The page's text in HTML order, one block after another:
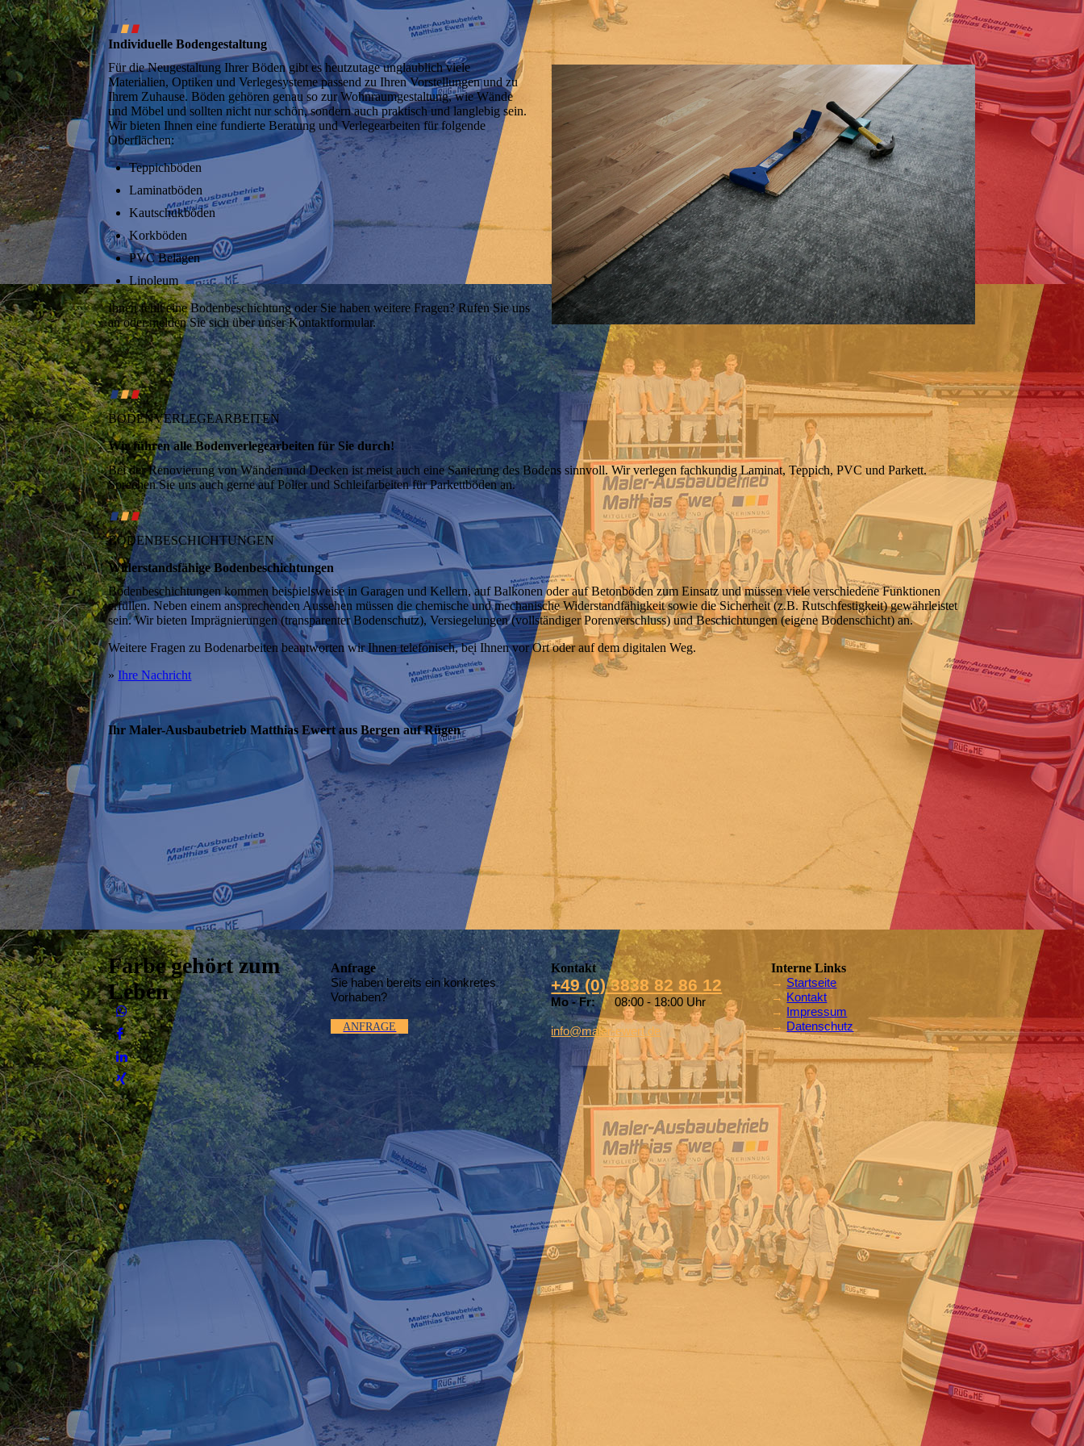
∎∎∎
Individuelle Boden­gestaltung
Für die Neugestaltung Ihrer Böden gibt es heutzutage unglaublich viele
Materialien, Optiken und Verlegesysteme passend zu Ihren Vorstellungen und zu
Ihrem Zuhause. Böden gehören genau so zur Wohnraumgestaltung, wie Wände
und Möbel und sollten nicht nur schön, sondern auch praktisch und langlebig sein.
Wir bieten Ihnen eine fundierte Beratung und Verlegearbeiten für folgende
Oberflächen:
Teppichböden
Laminatböden
Kautschukböden
Korkböden
PVC Belägen
Linoleum
Ihnen fehlt eine Bodenbeschichtung oder Sie haben weitere Fragen? Rufen Sie uns
an oder melden Sie sich über unser Kontaktformular.
∎∎∎
BODENVERLEGEARBEITEN
Wir führen alle Boden­verlege­arbeiten für Sie durch!
Bei der Renovierung von Wänden und Decken ist meist auch eine Sanierung des Bodens sinnvoll. Wir verlegen fachkundig Laminat, Teppich, PVC und Parkett.
Sprechen Sie uns auch gerne auf Polier und Schleifarbeiten für Parkettböden an.
∎∎∎
BODENBESCHICHTUNGEN
Widerstands­fähige Boden­beschichtungen
Bodenbeschichtungen kommen beispielsweise in Garagen und Kellern, auf Balkonen oder auf Betonböden zum Einsatz und müssen viele verschiedene Funktionen
erfüllen. Neben einem ansprechenden Aussehen müssen die chemische und mechanische Widerstandfähigkeit sowie die Sicherheit (z.B. Rutschfestigkeit) gewährleistet
sein. Wir bieten Imprägnierungen (transparenter Bodenschutz), Versiegelungen (vollständiger Porenverschluss) und Beschichtungen (eigene Bodenschicht) an.
Weitere Fragen zu Bodenarbeiten beantworten wir Ihnen telefonisch, bei Ihnen vor Ort oder auf dem digitalen Weg.
»Ihre Nachricht
Ihr Maler-Ausbaubetrieb Matthias Ewert aus Bergen auf Rügen
Farbe gehört zum
Leben
Anfrage
Sie haben bereits ein konkretes
Vorhaben?
ANFRAGE
Kontakt
+49 (0) 3838 82 86 12
Mo - Fr:08:00 - 18:00 Uhr
info@maler-ewert.de
Interne Links
→ Startseite
→ Kontakt
→ Impressum
→ Datenschutz